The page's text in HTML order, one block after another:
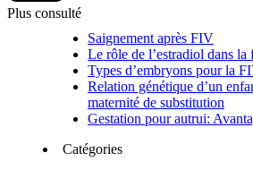
Plus consulté
Saignement après FIV
Le rôle de l’estradiol dans
Types d’embryons pour la
Relation génétique d’un
maternité de substitution
Gestation pour autrui:
Catégories